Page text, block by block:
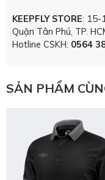
KEEPFLY STORE: 15-
Quận Tân Phú, TP.
Hotline CSKH: 0564
SẢN PHẨM